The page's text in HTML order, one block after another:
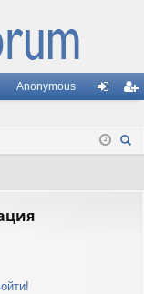
Anonymous
д ис